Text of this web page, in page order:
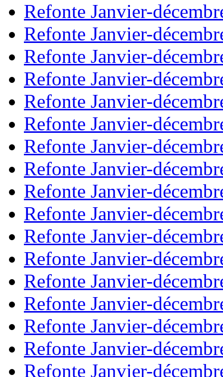
Refonte Janvier-
Refonte Janvier-
Refonte Janvier-
Refonte Janvier-
Refonte Janvier-
Refonte Janvier-
Refonte Janvier-
Refonte Janvier-
Refonte Janvier-
Refonte Janvier-
Refonte Janvier-
Refonte Janvier-
Refonte Janvier-
Refonte Janvier-
Refonte Janvier-
Refonte Janvier-
Refonte Janvier-